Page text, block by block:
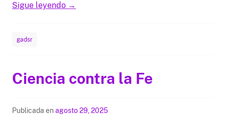
Sigue leyendo →
gadsr
Ciencia contra la Fe
Publicada en agosto 29, 2025